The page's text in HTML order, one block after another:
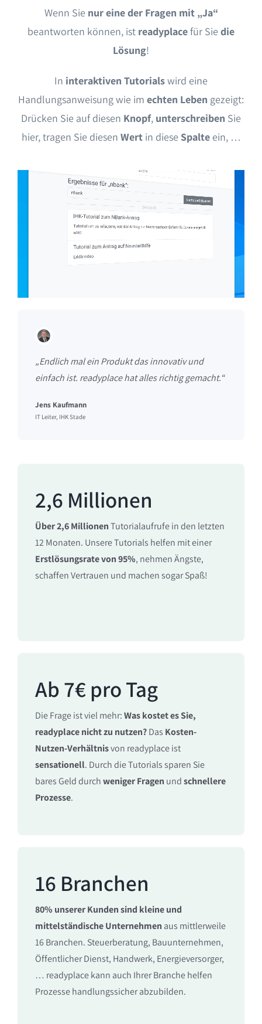
Wenn Sie nur eine der Fragen mit „Ja“
beantworten können, ist readyplacefür Siedie
Lösung!
In interaktiven Tutorialswird eine
Handlungsanweisung wie im echten Leben gezeigt:
Drücken Sie auf diesen Knopf, unterschreiben Sie
hier, tragen Sie diesen Wertin diese Spalteein, …
„Endlich mal ein Produkt das innovativ und
einfach ist. readyplace hat alles richtig gemacht.“
Jens Kaufmann
IT Leiter, IHK Stade
2,6 Millionen
Über 2,6 MillionenTutorialaufrufe in den letzten
12 Monaten. Unsere Tutorials helfen mit einer
Erstlösungsrate von 95%, nehmen Ängste,
schaffen Vertrauen und machen sogar Spaß!
Ab 7€ pro Tag
Die Frage ist viel mehr:Was kostet es Sie,
readyplace nicht zu nutzen?Das Kosten-
Nutzen-Verhältnisvon readyplace ist
sensationell. Durch die Tutorials sparen Sie
bares Geld durchweniger Fragen undschnellere
Prozesse.
16 Branchen
80% unserer Kunden sind kleine und
mittelständische Unternehmen aus mittlerweile
16 Branchen. Steuerberatung, Bauunternehmen,
Öffentlicher Dienst, Handwerk, Energieversorger,
… readyplace kann auch Ihrer Branche helfen
Prozesse handlungssicher abzubilden.